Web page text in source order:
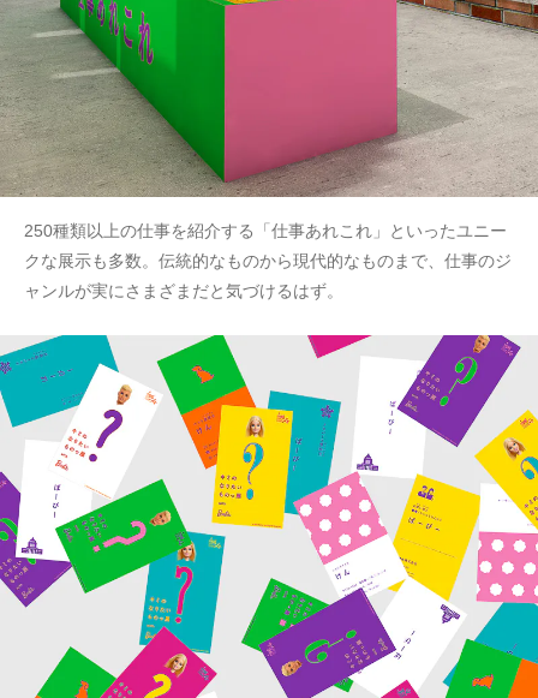
250種類以上の仕事を紹介する「仕事あれこれ」といったユニー
クな展示も多数。伝統的なものから現代的なものまで、仕事のジ
ャンルが実にさまざまだと気づけるはず。